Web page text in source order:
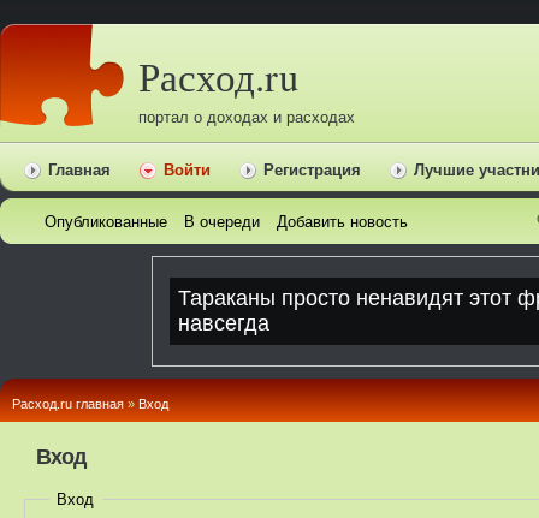
Расход.ru
портал о доходах и расходах
Главная Войти Регистрация Лучшие
Опубликованные В очереди Добавить новость
Расход.ru главная » Вход
Вход
Вход